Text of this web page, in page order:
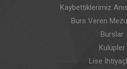
Kaybettiklerimiz
Burs Veren
Burslar
Kulüpler
Lise